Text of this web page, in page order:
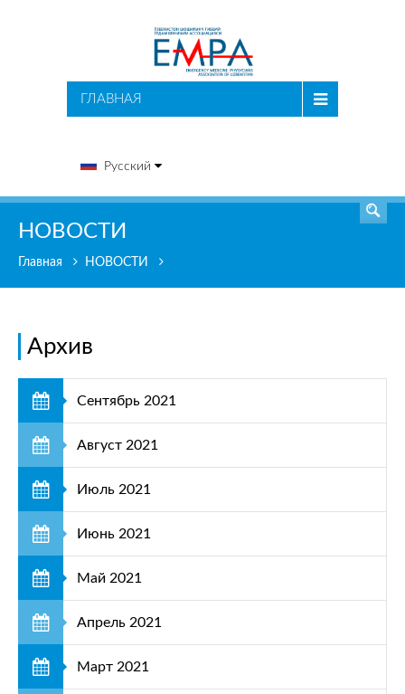
ГЛАВНАЯ
Русский
ПОИСК
НОВОСТИ
Главная НОВОСТИ
Архив
Сентябрь 2021
Август 2021
Июль 2021
Июнь 2021
Май 2021
Апрель 2021
Март 2021